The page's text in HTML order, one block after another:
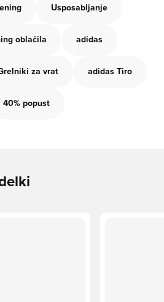
Usposabljanje
oblačila adidas
za vrat adidas Tiro
40% popust